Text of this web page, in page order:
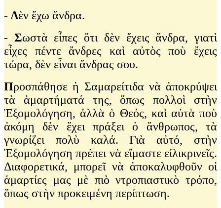
- Δὲν ἔχω ἄνδρα.
- Σωστὰ εἶπες ὅτι δὲν ἔχεις ἄνδρα, γιατὶ
εἶχες πέντε ἄνδρες καὶ αὐτὸς ποὺ ἔχεις
τώρα, δὲν εἶναι ἄνδρας σου.
Προσπάθησε ἡ Σαμαρείτιδα νὰ ἀποκρύψει
τὰ ἁμαρτήματά της, ὅπως πολλοὶ στὴν
Ἐξομολόγηση, ἀλλὰ ὁ Θεός, καὶ αὐτὰ ποὺ
ἀκόμη δὲν ἔχει πράξει ὁ ἄνθρωπος, τὰ
γνωρίζει πολὺ καλά. Γιὰ αὐτό, στὴν
Ἐξομολόγηση πρέπει νὰ εἴμαστε εἰλικρινεῖς.
Διαφορετικά, μπορεῖ νὰ ἀποκαλυφθοῦν οἱ
ἁμαρτίες μας μὲ πιὸ ντροπιαστικὸ τρόπο,
ὅπως στὴν προκειμένη περίπτωση.